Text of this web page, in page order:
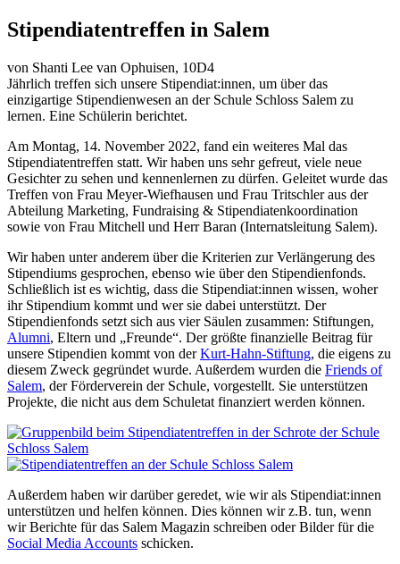
Stipendiatentreffen in Salem
von Shanti Lee van Ophuisen, 10D4
Jährlich treffen sich unsere Stipendiat:innen, um über das
einzigartige Stipendienwesen an der Schule Schloss Salem zu
lernen. Eine Schülerin berichtet.
Am Montag, 14. November 2022, fand ein weiteres Mal das
Stipendiatentreffen statt. Wir haben uns sehr gefreut, viele neue
Gesichter zu sehen und kennenlernen zu dürfen. Geleitet wurde das
Treffen von Frau Meyer-Wiefhausen und Frau Tritschler aus der
Abteilung Marketing, Fundraising & Stipendiatenkoordination
sowie von Frau Mitchell und Herr Baran (Internatsleitung Salem).
Wir haben unter anderem über die Kriterien zur Verlängerung des
Stipendiums gesprochen, ebenso wie über den Stipendienfonds.
Schließlich ist es wichtig, dass die Stipendiat:innen wissen, woher
ihr Stipendium kommt und wer sie dabei unterstützt. Der
Stipendienfonds setzt sich aus vier Säulen zusammen: Stiftungen,
Alumni, Eltern und „Freunde“. Der größte finanzielle Beitrag für
unsere Stipendien kommt von derKurt-Hahn-Stiftung, die eigens zu
diesem Zweck gegründet wurde. Außerdem wurden die Friends of
Salem, der Förderverein der Schule, vorgestellt. Sie unterstützen
Projekte, die nicht aus dem Schuletat finanziert werden können.
Außerdem haben wir darüber geredet, wie wir als Stipendiat:innen
unterstützen und helfen können. Dies können wir z.B. tun, wenn
wir Berichte für das Salem Magazin schreiben oder Bilder für die
Social Media Accounts schicken.